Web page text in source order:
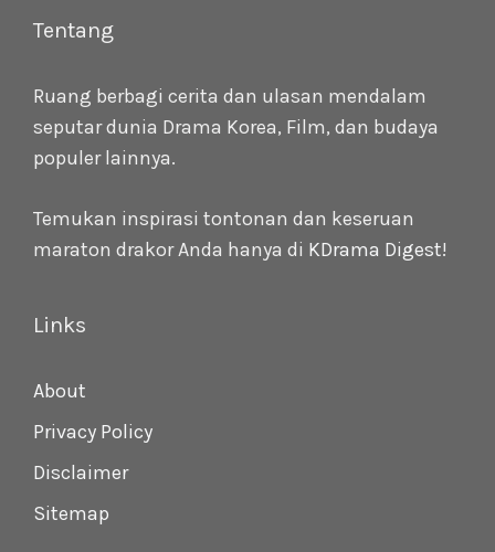
Tentang
Ruang berbagi cerita dan ulasan mendalam
seputar dunia Drama Korea, Film, dan budaya
populer lainnya.
Temukan inspirasi tontonan dan keseruan
maraton drakor Anda hanya di KDrama Digest!
Links
About
Privacy Policy
Disclaimer
Sitemap